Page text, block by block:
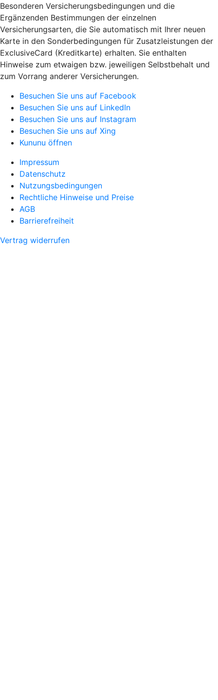
Besonderen Versicherungsbedingungen und die
Ergänzenden Bestimmungen der einzelnen
Versicherungsarten, die Sie automatisch mit Ihrer neuen
Karte in den Sonderbedingungen für Zusatzleistungen der
ExclusiveCard (Kreditkarte) erhalten. Sie enthalten
Hinweise zum etwaigen bzw. jeweiligen Selbstbehalt und
zum Vorrang anderer Versicherungen.
Besuchen Sie uns auf Facebook
Besuchen Sie uns auf LinkedIn
Besuchen Sie uns auf Instagram
Besuchen Sie uns auf Xing
Kununu öffnen
Impressum
Datenschutz
Nutzungsbedingungen
Rechtliche Hinweise und Preise
AGB
Barrierefreiheit
Vertrag widerrufen